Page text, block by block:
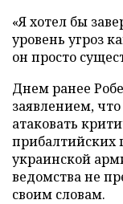
«Я хотел бы
уровень угроз
он просто
Днем ранее
заявлением,
атаковать
прибалтийских
украинской
ведомства не
своим словам.